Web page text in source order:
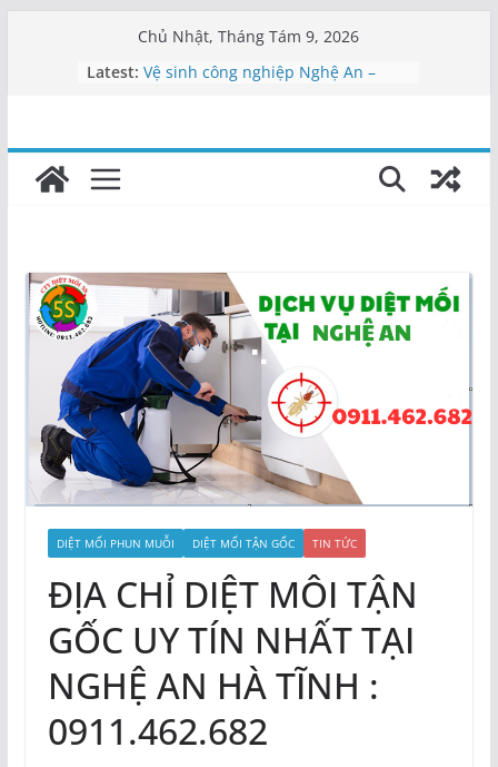
Chủ Nhật, Tháng Tám 9, 2026
Latest: Vệ sinh công nghiệp Nghệ An –
Cung cấp nhân viên vệ sinh Nghệ
DIỆT MỐI PHUN MUỖI DIỆT MỐI TẬN GỐC TIN TỨC
ĐỊA CHỈ DIỆT MÔI TẬN
GỐC UY TÍN NHẤT TẠI
NGHỆ AN HÀ TĨNH :
0911.462.682